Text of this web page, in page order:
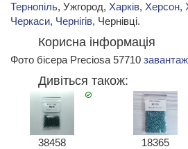
Тернопіль, Ужгород, Харків, Херсон,
Черкаси, Чернігів, Чернівці.
Корисна інформація
Фото бісера Preciosa 57710
Дивіться також:
38458 18365